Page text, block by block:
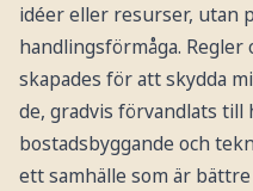
idéer eller resurser, utan
handlingsförmåga. Regler
skapades för att skydda
de, gradvis förvandlats
bostadsbyggande och
ett samhälle som är